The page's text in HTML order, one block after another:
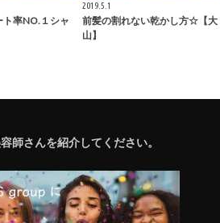
ト率NO.１シャ
2019.5.1
前髪の割れない乾かし方☆【大
山】
師さんを紹介してください。